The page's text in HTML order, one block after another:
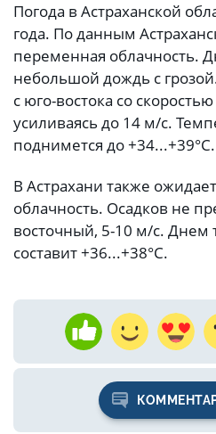
Погода в Астраханской
года. По данным
переменная облачность.
небольшой дождь с
с юго-востока со
усиливаясь до 14 м/с.
поднимется до +34...+39°C.
В Астрахани также
облачность. Осадков не
восточный, 5-10 м/с. Днем
составит +36...+38°C.